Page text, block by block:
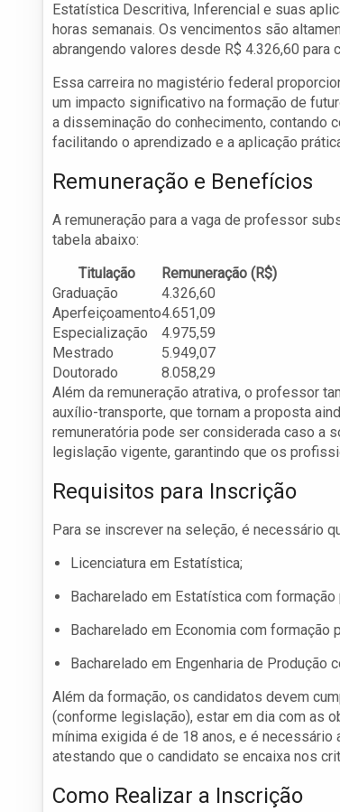
Estatística Descritiva, Inferencial e suas
horas semanais. Os vencimentos são
abrangendo valores desde R$ 4.326,60 para
Essa carreira no magistério federal
um impacto significativo na formação de
a disseminação do conhecimento, contando
facilitando o aprendizado e a aplicação
Remuneração e Benefícios
A remuneração para a vaga de professor
tabela abaixo:
Titulação
Remuneração (R$)
Graduação
4.326,60
Aperfeiçoamento4.651,09
Especialização
4.975,59
Mestrado
5.949,07
Doutorado
8.058,29
Além da remuneração atrativa, o professor
auxílio-transporte, que tornam a proposta
remuneratória pode ser considerada caso a
legislação vigente, garantindo que os
Requisitos para Inscrição
Para se inscrever na seleção, é necessário
Licenciatura em Estatística;
Bacharelado em Estatística com
Bacharelado em Economia com formação
Bacharelado em Engenharia de Produção
Além da formação, os candidatos devem
(conforme legislação), estar em dia com as
mínima exigida é de 18 anos, e é
atestando que o candidato se encaixa nos
Como Realizar a Inscrição